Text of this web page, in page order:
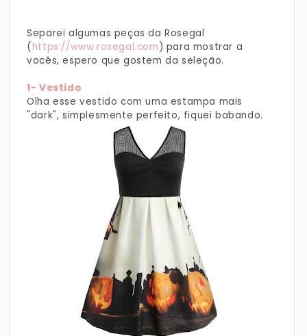
Separei algumas peças da Rosegal
( https://www.rosegal.com ) para mostrar a
vocês, espero que gostem da seleção.
1- Vestido
Olha esse vestido com uma estampa mais
"dark", simplesmente perfeito, fiquei babando.